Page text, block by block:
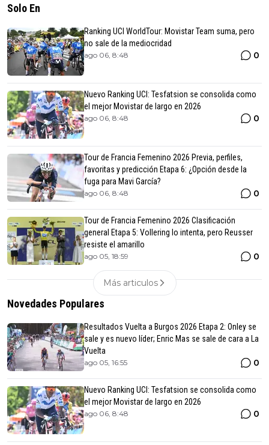
Solo En
Ranking UCI WorldTour: Movistar Team suma, pero
no sale de la mediocridad
ago 06, 8:48 0
Nuevo Ranking UCI: Tesfatsion se consolida como
el mejor Movistar de largo en 2026
ago 06, 8:48 0
Tour de Francia Femenino 2026 Previa, perfiles,
favoritas y predicción Etapa 6: ¿Opción desde la
fuga para Mavi García?
ago 06, 8:48 0
Tour de Francia Femenino 2026 Clasificación
general Etapa 5: Vollering lo intenta, pero Reusser
resiste el amarillo
ago 05, 18:59 0
Más articulos
Novedades Populares
Resultados Vuelta a Burgos 2026 Etapa 2: Onley se
sale y es nuevo líder; Enric Mas se sale de cara a La
Vuelta
ago 05, 16:55 0
Nuevo Ranking UCI: Tesfatsion se consolida como
el mejor Movistar de largo en 2026
ago 06, 8:48 0